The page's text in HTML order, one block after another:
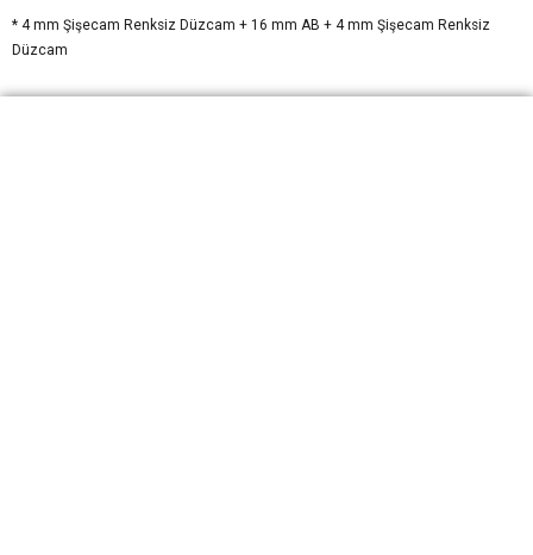
* 4 mm Şişecam Renksiz Düzcam + 16 mm AB + 4 mm Şişecam Renksiz
Düzcam